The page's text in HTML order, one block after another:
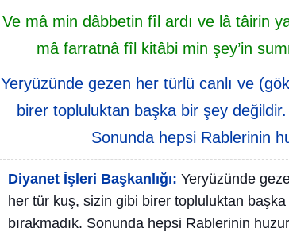
Ve mâ min dâbbetin fîl ardı ve lâ tâirin
mâ farratnâ fîl kitâbi min şey’in
Yeryüzünde gezen her türlü canlı ve
birer topluluktan başka bir şey
Sonunda hepsi Rablerinin
Diyanet İşleri Başkanlığı: Yeryüzünde
her tür kuş, sizin gibi birer topluluktan
bırakmadık. Sonunda hepsi Rablerinin